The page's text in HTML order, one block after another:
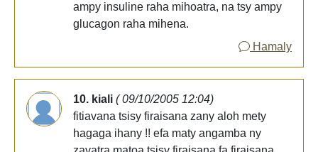
ampy insuline raha mihoatra, na tsy ampy
glucagon raha mihena.
Hamaly
10. kiali ( 09/10/2005 12:04)
fitiavana tsisy firaisana zany aloh mety
hagaga ihany !! efa maty angamba ny